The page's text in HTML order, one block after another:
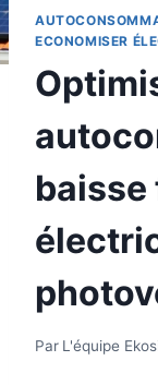
ECONOMISER
Par L'équipe